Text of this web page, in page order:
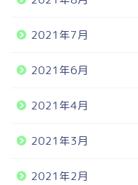
2021年7月
2021年6月
2021年4月
2021年3月
2021年2月